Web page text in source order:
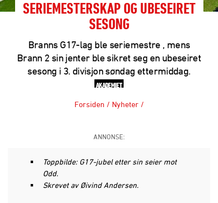
SERIEMESTERSKAP OG UBESEIRET
SESONG
Branns G17-lag ble seriemestre , mens
Brann 2 sin jenter ble sikret seg en ubeseiret
sesong i 3. divisjon søndag ettermiddag.
AKADEMIET
Forsiden / Nyheter /
ANNONSE:
Toppbilde: G17-jubel etter sin seier mot
Odd.
Skrevet av Øivind Andersen.